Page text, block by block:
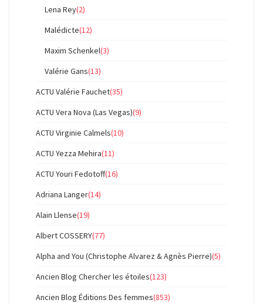
Lena Rey(2)
Malédicte(12)
Maxim Schenkel(3)
Valérie Gans(13)
ACTU Valérie Fauchet(35)
ACTU Vera Nova (Las Vegas)(9)
ACTU Virginie Calmels(10)
ACTU Yezza Mehira(11)
ACTU Youri Fedotoff(16)
Adriana Langer(14)
Alain Llense(19)
Albert COSSERY(77)
Alpha and You (Christophe Alvarez & Agnès Pierre)(5)
Ancien Blog Chercher les étoiles(123)
Ancien Blog Éditions Des femmes(853)